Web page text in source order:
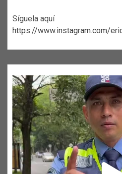
Síguela aquí
https://www.instagram.com/